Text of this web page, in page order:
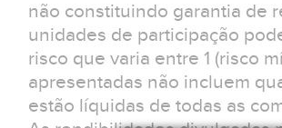
não constituindo garantia de
unidades de participação
risco que varia entre 1 (risco
apresentadas não incluem
estão líquidas de todas as